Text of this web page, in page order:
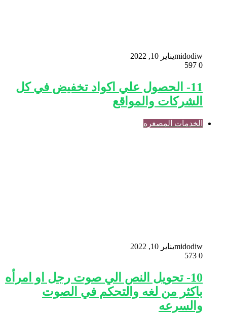
midodiwيناير 10, 2022
0
11- الحصول علي اكواد تخفيض في كل
الشركات والمواقع
الخدمات المصغره
midodiwيناير 10, 2022
0
10- تحويل النص الي صوت رجل او امرأه
باكثر من لغه والتحكم في الصوت
والسرعه